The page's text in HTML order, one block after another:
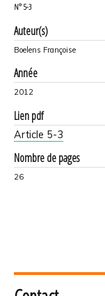
N° 5-3
Auteur(s)
Boelens Françoise
Année
2012
Lien pdf
Article 5-3
Nombre de pages
26